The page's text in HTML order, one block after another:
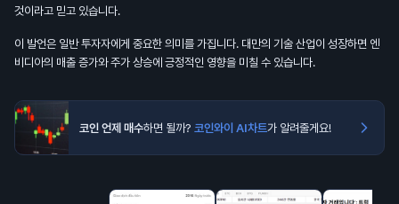
것이라고 믿고 있습니다.
이 발언은 일반 투자자에게 중요한 의미를 가집니다. 대만의 기술 산업이 성장하면 엔
비디아의 매출 증가와 주가 상승에 긍정적인 영향을 미칠 수 있습니다.
코인 언제 매수하면 될까? 코인와이 AI차트가 알려줄게요!